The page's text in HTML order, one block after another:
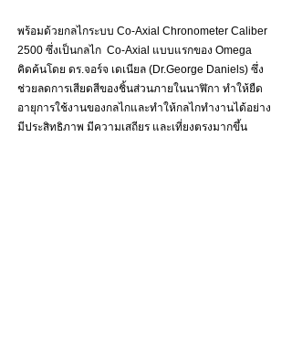
พร้อมด้วยกลไกระบบ Co-Axial Chronometer Caliber
2500 ซึ่งเป็นกลไก  Co-Axial แบบแรกของ Omega
คิดค้นโดย ดร.จอร์จ เดเนียล (Dr.George Daniels) ซึ่ง
ช่วยลดการเสียดสีของชิ้นส่วนภายในนาฬิกา ทำให้ยืด
อายุการใช้งานของกลไกและทำให้กลไกทำงานได้อย่าง
มีประสิทธิภาพ มีความเสถียร และเที่ยงตรงมากขึ้น